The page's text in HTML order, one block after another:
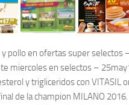
y pollo en ofertas super selectos
miercoles en selectos –
y trigliceridos con VITASIL
de la champion MILANO 2016.